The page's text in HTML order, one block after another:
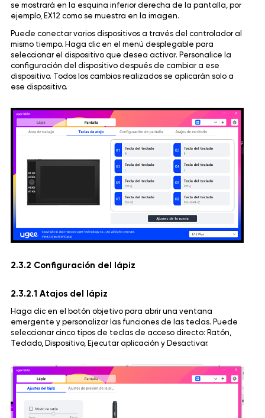
se mostrará en la esquina inferior derecha de la pantalla, por
ejemplo, EX12 como se muestra en la imagen.
Puede conectar varios dispositivos a través del controlador al
mismo tiempo. Haga clic en el menú desplegable para
seleccionar el dispositivo que desea activar. Personalice la
configuración del dispositivo después de cambiar a ese
dispositivo. Todos los cambios realizados se aplicarán solo a
ese dispositivo.
2.3.2 Configuración del lápiz
2.3.2.1 Atajos del lápiz
Haga clic en el botón objetivo para abrir una ventana
emergente y personalizar las funciones de las teclas. Puede
seleccionar cinco tipos de teclas de acceso directo: Ratón,
Teclado, Dispositivo, Ejecutar aplicación y Desactivar.